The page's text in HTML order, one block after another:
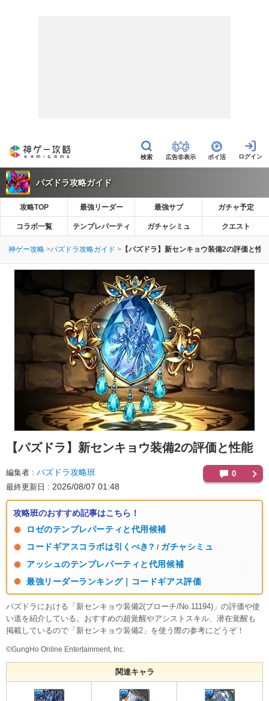
広告非表示 ポイ活
パズドラ攻略ガイド
攻略TOP 最強リーダー 最強サブ ガチャ予定
コラボ一覧 テンプレパーティ ガチャシミュ クエスト
神ゲー攻略 パズドラ攻略ガイド 【パズドラ】新センキョウ装備2の評価と性能
【パズドラ】 新センキョウ装備2の評価と性能
編集者 パズドラ攻略班
最終更新日 2026/08/07 01:48
0
攻略班のおすすめ記事はこちら！
ロゼのテンプレパーティと代用候補
コードギアスコラボは引くべき? / ガチャシミュ
アッシュのテンプレパーティと代用候補
最強リーダーランキング｜コードギアス評価
パズドラにおける「新センキョウ装備2(ブローチ/No.11194)」の評価や使
い道を紹介している。おすすめの超覚醒やアシストスキル、潜在覚醒も
掲載しているので「新センキョウ装備2」を使う際の参考にどうぞ！
©GungHo Online Entertainment, Inc.
関連キャラ